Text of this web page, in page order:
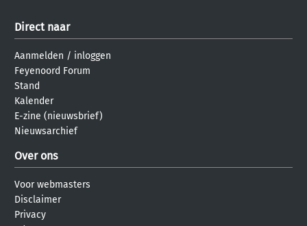
Direct naar
Aanmelden / inloggen
Feyenoord Forum
Stand
Kalender
E-zine (nieuwsbrief)
Nieuwsarchief
Over ons
Voor webmasters
Disclaimer
Privacy